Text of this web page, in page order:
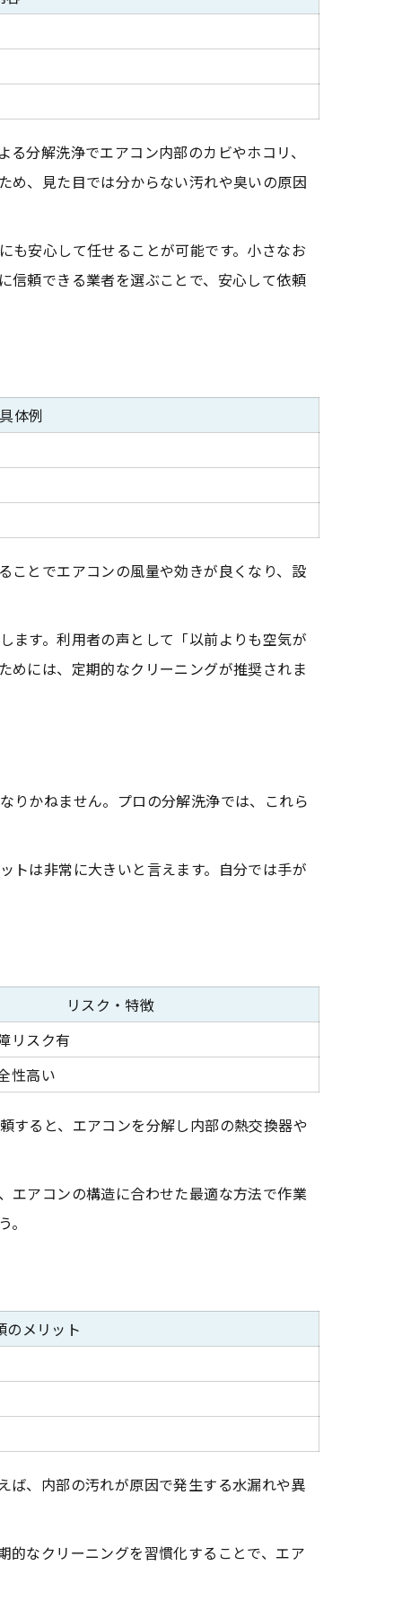
分解洗浄でエアコン内部のカビやホコリ、
め、見た目では分からない汚れや臭いの原因
も安心して任せることが可能です。小さなお
信頼できる業者を選ぶことで、安心して依頼
具体例
ことでエアコンの風量や効きが良くなり、設
ます。利用者の声として「以前よりも空気が
めには、定期的なクリーニングが推奨されま
りかねません。プロの分解洗浄では、これら
トは非常に大きいと言えます。自分では手が
リスク・特徴
リスク有
性高い
すると、エアコンを分解し内部の熱交換器や
エアコンの構造に合わせた最適な方法で作業
のメリット
ば、内部の汚れが原因で発生する水漏れや異
的なクリーニングを習慣化することで、エア